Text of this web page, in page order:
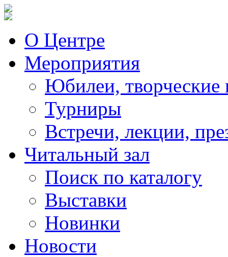
О Центре
Мероприятия
Юбилеи, творческие
Турниры
Встречи, лекции,
Читальный зал
Поиск по каталогу
Выставки
Новинки
Новости